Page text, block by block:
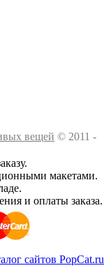
вещей © 2011 -
макетами.
и оплаты заказа.